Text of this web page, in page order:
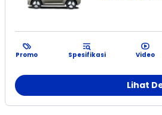
Promo Spesifikasi Video
Lihat